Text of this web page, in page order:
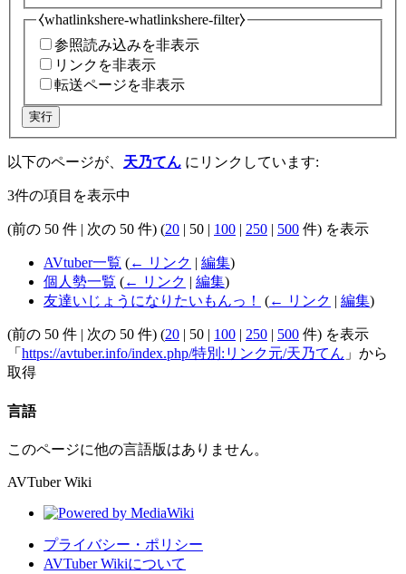
⧼whatlinkshere-whatlinkshere-filter⧽
参照読み込みを非表示
リンクを非表示
転送ページを非表示
実行
以下のページが、 天乃てん にリンクしています:
3件の項目を表示中
(前の 50 件 | 次の 50 件) (20 | 50 | 100 | 250 | 500 件) を表示
AVtuber一覧 (← リンク | 編集)
個人勢一覧 (← リンク | 編集)
友達いじょうになりたいもんっ！
(← リンク | 編集)
(前の 50 件 | 次の 50 件) (20 | 50 | 100 | 250 | 500 件) を表示
「 https://avtuber.info/index.php/特別:リンク元/天乃てん 」から
取得
言語
このページに他の言語版はありません。
AVTuber Wiki
プライバシー・ポリシー
AVTuber Wikiについて